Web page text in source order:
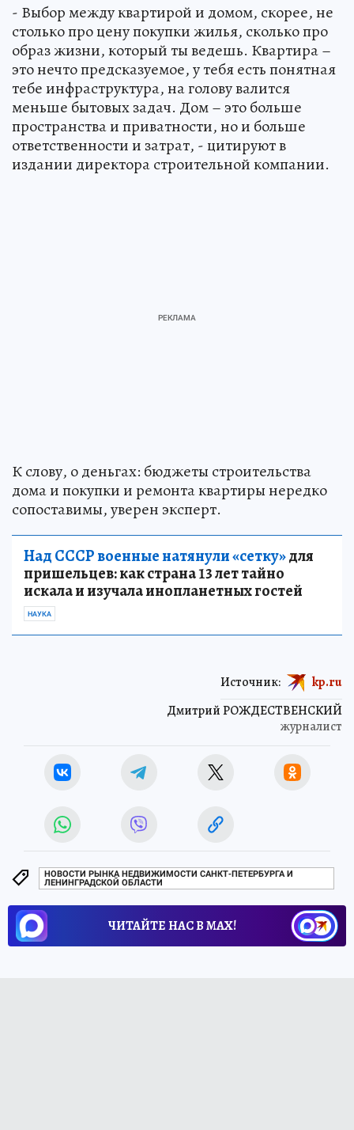
- Выбор между квартирой и домом, скорее, не
столько про цену покупки жилья, сколько про
образ жизни, который ты ведешь. Квартира –
это нечто предсказуемое, у тебя есть понятная
тебе инфраструктура, на голову валится
меньше бытовых задач. Дом – это больше
пространства и приватности, но и больше
ответственности и затрат, - цитируют в
издании директора строительной компании.
К слову, о деньгах: бюджеты строительства
дома и покупки и ремонта квартиры нередко
сопоставимы, уверен эксперт.
Над СССР военные натянули «сетку»для
пришельцев: как страна 13 лет тайно
искала и изучала инопланетных гостей
НАУКА
Дмитрий РОЖДЕСТВЕНСКИЙ
журналист
Источник: kp.ru
НОВОСТИ РЫНКА НЕДВИЖИМОСТИ САНКТ-ПЕТЕРБУРГА И
ЛЕНИНГРАДСКОЙ ОБЛАСТИ
ЧИТАЙТЕ НАС В МАХ!